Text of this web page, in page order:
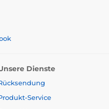
Dienste
Service